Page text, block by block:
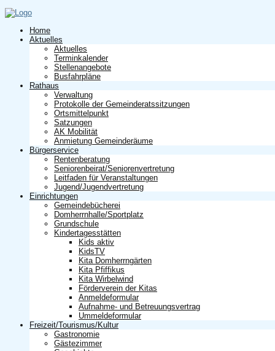
Home
Aktuelles
Aktuelles
Terminkalender
Stellenangebote
Busfahrpläne
Rathaus
Verwaltung
Protokolle der Gemeinderatssitzungen
Ortsmittelpunkt
Satzungen
AK Mobilität
Anmietung Gemeinderäume
Bürgerservice
Rentenberatung
Seniorenbeirat/Seniorenvertretung
Leitfaden für Veranstaltungen
Jugend/Jugendvertretung
Einrichtungen
Gemeindebücherei
Domherrnhalle/Sportplatz
Grundschule
Kindertagesstätten
Kids aktiv
KidsTV
Kita Domherrngärten
Kita Pfiffikus
Kita Wirbelwind
Förderverein der Kitas
Anmeldeformular
Aufnahme- und Betreuungsvertrag
Ummeldeformular
Freizeit/Tourismus/Kultur
Gastronomie
Gästezimmer